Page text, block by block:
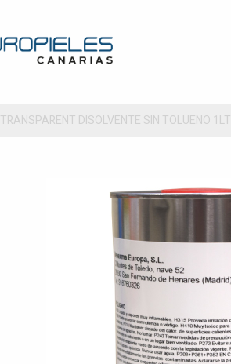
TRANSPARENT DISOLVENTE SIN TOLUENO 1LT